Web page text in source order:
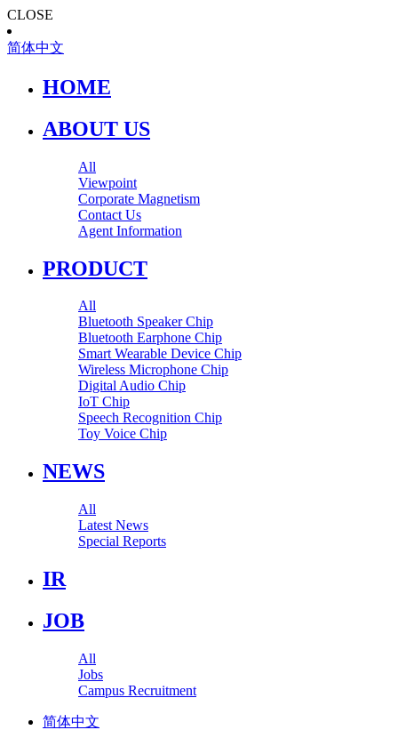
CLOSE
简体中文
HOME
ABOUT US
All
Viewpoint
Corporate Magnetism
Contact Us
Agent Information
PRODUCT
All
Bluetooth Speaker Chip
Bluetooth Earphone Chip
Smart Wearable Device Chip
Wireless Microphone Chip
Digital Audio Chip
IoT Chip
Speech Recognition Chip
Toy Voice Chip
NEWS
All
Latest News
Special Reports
IR
JOB
All
Jobs
Campus Recruitment
简体中文